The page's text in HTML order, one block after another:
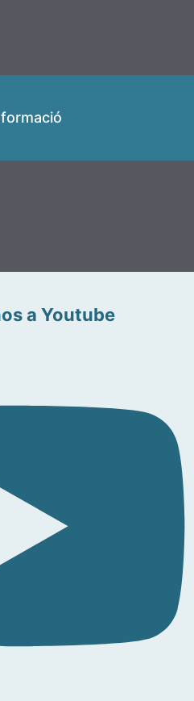
a Youtube